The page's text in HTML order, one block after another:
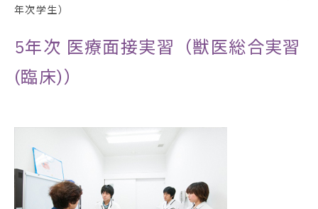
年次学生）
5年次 医療面接実習（獣医総合実習
(臨床)）